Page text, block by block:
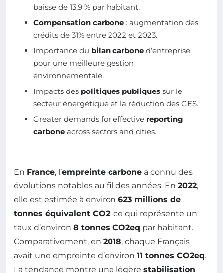
baisse de 13,9 % par habitant.
Compensation carbone : augmentation des
crédits de 31% entre 2022 et 2023.
Importance du bilan carbone d’entreprise
pour une meilleure gestion
environnementale.
Impacts des politiques publiques sur le
secteur énergétique et la réduction des GES.
Greater demands for effective reporting
carbone across sectors and cities.
En France, l’empreinte carbone a connu des
évolutions notables au fil des années. En 2022,
elle est estimée à environ 623 millions de
tonnes équivalent CO2, ce qui représente un
taux d’environ 8 tonnes CO2eq par habitant.
Comparativement, en 2018, chaque Français
avait une empreinte d’environ 11 tonnes CO2eq.
La tendance montre une légère stabilisation